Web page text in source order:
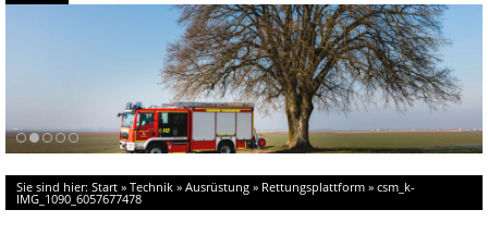
Zum
Inhalt
springen
Sie sind hier: Start » Technik » Ausrüstung » Rettungsplattform » csm_k-
IMG_1090_6057677478